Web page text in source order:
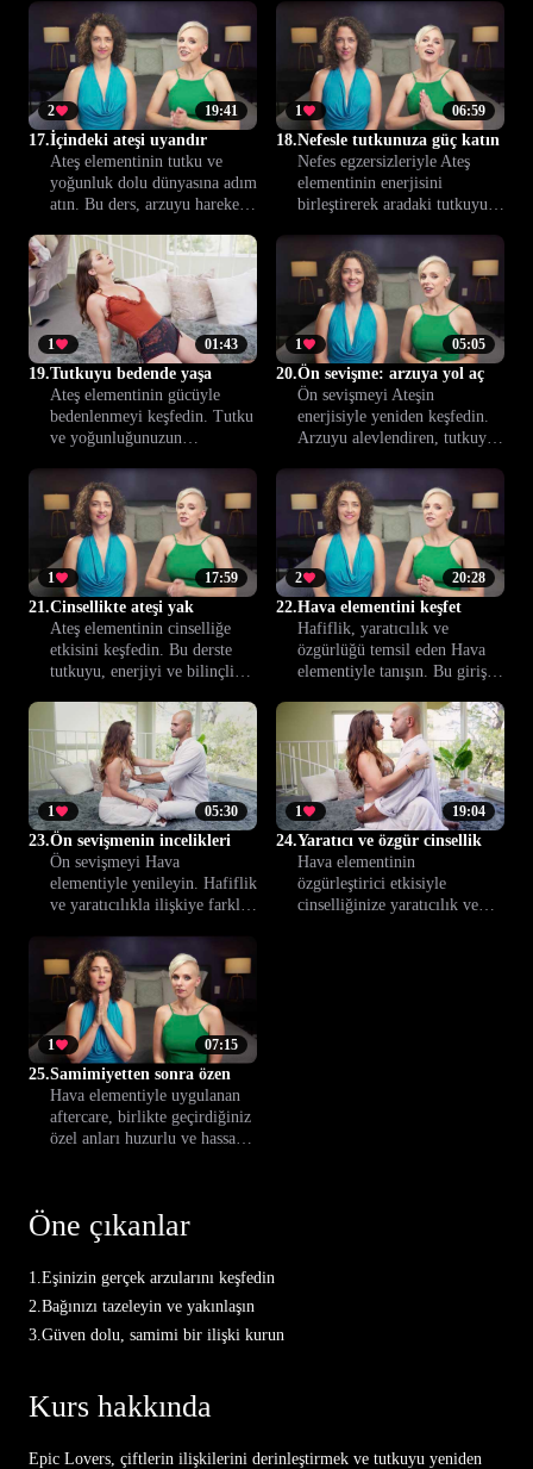
huzur ve keyif yakalayın.
koruyacağınızı keşfedin.
Konfor ve güven için pratik
ipuçları içerir.
19:41
2
17.İçindeki ateşi uyandır
Ateş elementinin tutku ve
yoğunluk dolu dünyasına adım
atın. Bu ders, arzuyu harekete
deneyimlerinizi daha derin ve
dönüştürücü şekilde
yaşamanın yollarını sunuyor.
06:59
1
18.Nefesle tutkunuza güç katın
Nefes egzersizleriyle Ateş
elementinin enerjisini
birleştirerek aradaki tutkuyu
bilinçli nefesle yakınlık nasıl
artar, adım adım keşfedin.
01:43
1
19.Tutkuyu bedende yaşa
Ateş elementinin gücüyle
bedenlenmeyi keşfedin. Tutku
ve yoğunluğunuzun
kattığını öğrenerek, daha canlı
ve gerçek bir yakınlık
deneyimi yaşayın.
05:05
1
20.Ön sevişme: arzuya yol aç
Ön sevişmeyi Ateşin
enerjisiyle yeniden keşfedin.
Arzuyu alevlendiren, tutkuyu
ve coşkulu bir yakınlık
yaratmayı öğrenin.
17:59
1
21.Cinsellikte ateşi yak
Ateş elementinin cinselliğe
etkisini keşfedin. Bu derste
tutkuyu, enerjiyi ve bilinçli
taşıyarak cinsel deneyiminizi
nasıl dönüştüreceğinizi
öğreneceksiniz.
20:28
2
22.Hava elementini keşfet
Hafiflik, yaratıcılık ve
özgürlüğü temsil eden Hava
elementiyle tanışın. Bu giriş
deneyimlere adım atmanızı
sağlar.
05:30
1
23.Ön sevişmenin incelikleri
Ön sevişmeyi Hava
elementiyle yenileyin. Hafiflik
ve yaratıcılıkla ilişkiye farklı
keyifli ve bağlantılı anlar
yaşayın.
19:04
1
24.Yaratıcı ve özgür cinsellik
Hava elementinin
özgürleştirici etkisiyle
cinselliğinize yaratıcılık ve
07:15
1
25.Samimiyetten sonra özen
Hava elementiyle uygulanan
aftercare, birlikte geçirdiğiniz
özel anları huzurlu ve hassas
dokunuşlar keşfedin.
Öne çıkanlar
1.Eşinizin gerçek arzularını keşfedin
2.Bağınızı tazeleyin ve yakınlaşın
3.Güven dolu, samimi bir ilişki kurun
Kurs hakkında
Epic Lovers, çiftlerin ilişkilerini derinleştirmek ve tutkuyu yeniden